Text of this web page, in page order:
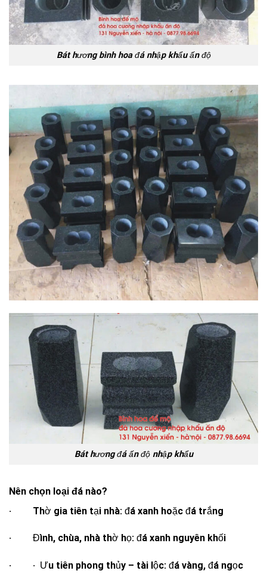
Bát hương bình hoa đá nhập khẩu ấn độ
Bát hương đá ấn độ nhập khẩu
Nên chọn loại đá nào?
· Thờ gia tiên tại nhà: đá xanh hoặc đá trắng
· Đình, chùa, nhà thờ họ: đá xanh nguyên khối
· · Ưu tiên phong thủy – tài lộc: đá vàng, đá ngọc